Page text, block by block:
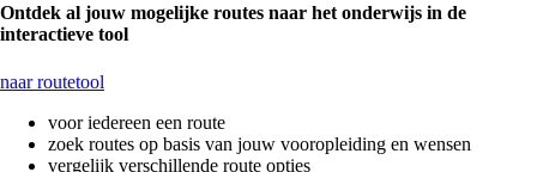
Ontdek al jouw mogelijke routes naar het onderwijs in de
interactieve tool
naar routetool
voor iedereen een route
zoek routes op basis van jouw vooropleiding en wensen
vergelijk verschillende route opties